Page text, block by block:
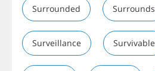
Surrounded Surrounds
Surveillance Survivable